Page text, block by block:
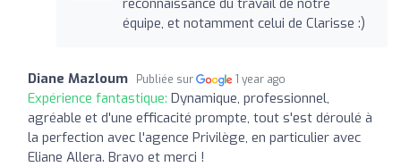
équipe, et notamment celui de Clarisse :)
Diane Mazloum Publiée sur 1 year ago
Expérience fantastique: Dynamique, professionnel,
agréable et d'une efficacité prompte, tout s'est déroulé à
la perfection avec l'agence Privilège, en particulier avec
Eliane Allera. Bravo et merci !